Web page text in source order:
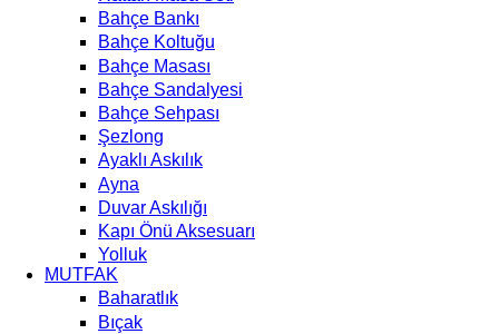
Bahçe Bankı
Bahçe Koltuğu
Bahçe Masası
Bahçe Sandalyesi
Bahçe Sehpası
Şezlong
Ayaklı Askılık
Ayna
Duvar Askılığı
Kapı Önü Aksesuarı
Yolluk
MUTFAK
Baharatlık
Bıçak